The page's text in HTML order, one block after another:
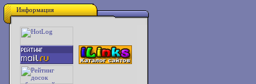
Информация